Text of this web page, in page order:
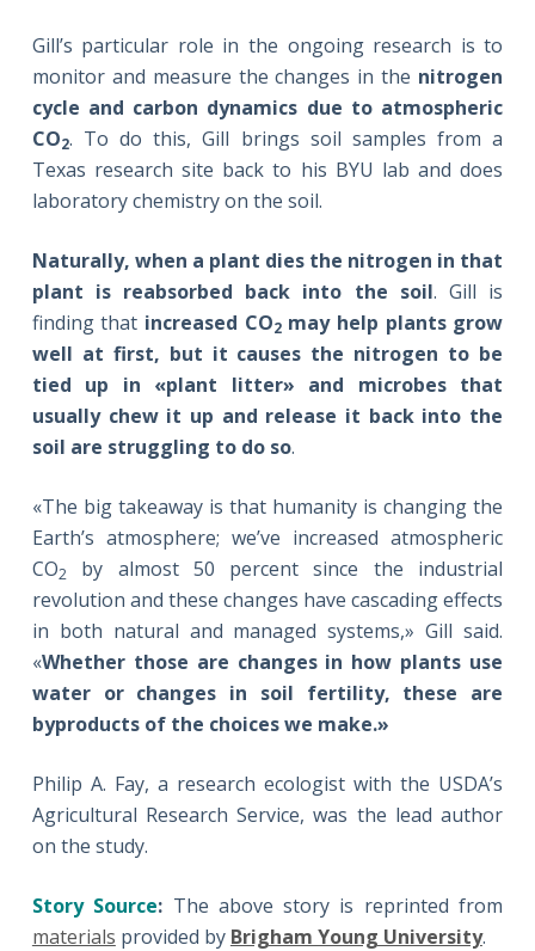
Gill’s particular role in the ongoing research is to
monitor and measure the changes in the nitrogen
cycle and carbon dynamics due to atmospheric
CO2. To do this, Gill brings soil samples from a
Texas research site back to his BYU lab and does
laboratory chemistry on the soil.
Naturally, when a plant dies the nitrogen in that
plant is reabsorbed back into the soil. Gill is
finding that increased CO2may help plants grow
well at first, but it causes the nitrogen to be
tied up in «plant litter» and microbes that
usually chew it up and release it back into the
soil are struggling to do so.
«The big takeaway is that humanity is changing the
Earth’s atmosphere; we’ve increased atmospheric
CO2
by almost 50 percent since the industrial
revolution and these changes have cascading effects
in both natural and managed systems,» Gill said.
«Whether those are changes in how plants use
water or changes in soil fertility, these are
byproducts of the choices we make.»
Philip A. Fay, a research ecologist with the USDA’s
Agricultural Research Service, was the lead author
on the study.
Story Source: The above story is reprinted from
materials provided by Brigham Young University.